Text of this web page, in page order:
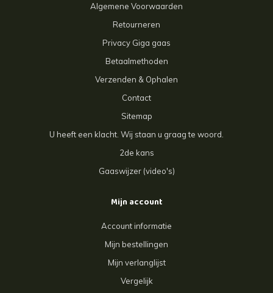
Algemene Voorwaarden
Retourneren
Privacy Giga gaas
Betaalmethoden
Verzenden & Ophalen
Contact
Sitemap
U heeft een klacht. Wij staan u graag te woord.
2de kans
Gaaswijzer (video's)
Mijn account
Account informatie
Mijn bestellingen
Mijn verlanglijst
Vergelijk